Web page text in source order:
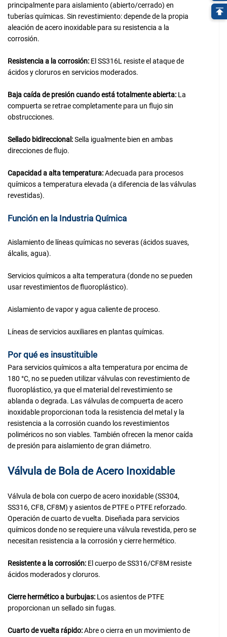
principalmente para aislamiento (abierto/cerrado) en
tuberías químicas. Sin revestimiento: depende de la propia
aleación de acero inoxidable para su resistencia a la
corrosión.
Resistencia a la corrosión: El SS316L resiste el ataque de
ácidos y cloruros en servicios moderados.
Baja caída de presión cuando está totalmente abierta: La
compuerta se retrae completamente para un flujo sin
obstrucciones.
Sellado bidireccional:Sella igualmente bien en ambas
direcciones de flujo.
Capacidad a alta temperatura:Adecuada para procesos
químicos a temperatura elevada (a diferencia de las válvulas
revestidas).
Función en la Industria Química
Aislamiento de líneas químicas no severas (ácidos suaves,
álcalis, agua).
Servicios químicos a alta temperatura (donde no se pueden
usar revestimientos de fluoroplástico).
Aislamiento de vapor y agua caliente de proceso.
Líneas de servicios auxiliares en plantas químicas.
Por qué es insustituible
Para servicios químicos a alta temperatura por encima de
180 °C, no se pueden utilizar válvulas con revestimiento de
fluoroplástico, ya que el material del revestimiento se
ablanda o degrada. Las válvulas de compuerta de acero
inoxidable proporcionan toda la resistencia del metal y la
resistencia a la corrosión cuando los revestimientos
poliméricos no son viables. También ofrecen la menor caída
de presión para aislamiento de gran diámetro.
Válvula de Bola de Acero Inoxidable
Válvula de bola con cuerpo de acero inoxidable (SS304,
SS316, CF8, CF8M) y asientos de PTFE o PTFE reforzado.
Operación de cuarto de vuelta. Diseñada para servicios
químicos donde no se requiere una válvula revestida, pero se
necesitan resistencia a la corrosión y cierre hermético.
Resistente a la corrosión: El cuerpo de SS316/CF8M resiste
ácidos moderados y cloruros.
Cierre hermético a burbujas: Los asientos de PTFE
proporcionan un sellado sin fugas.
Cuarto de vuelta rápido:Abre o cierra en un movimiento de